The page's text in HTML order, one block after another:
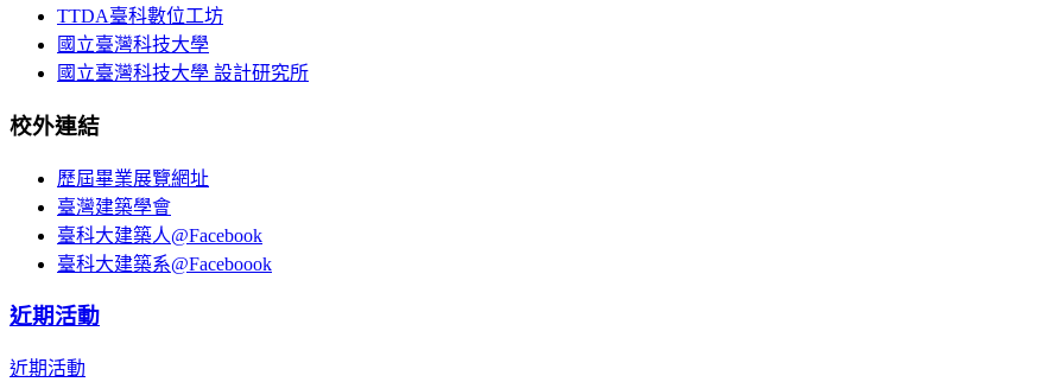
TTDA臺科數位工坊
國立臺灣科技大學
國立臺灣科技大學 設計研究所
校外連結
歷屆畢業展覽網址
臺灣建築學會
臺科大建築人@Facebook
臺科大建築系@Faceboook
近期活動
近期活動